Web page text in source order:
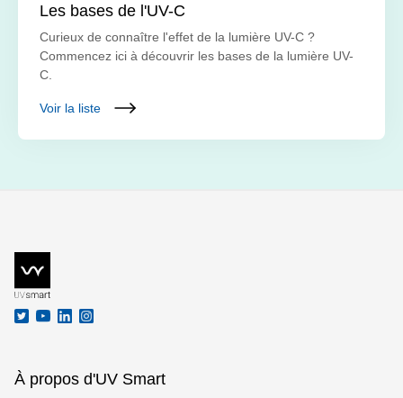
Les bases de l'UV-C
Curieux de connaître l'effet de la lumière UV-C ?
Commencez ici à découvrir les bases de la lumière UV-
C.
Voir la liste
À propos d'UV Smart